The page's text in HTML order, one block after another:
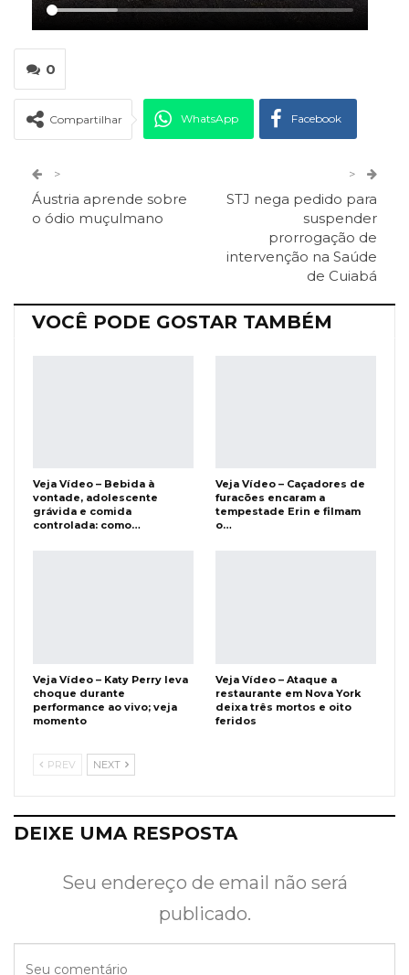
0
Compartilhar WhatsApp Facebook
ReddIt Telegram
Viber O email
>
Áustria aprende sobre
o ódio muçulmano
>
STJ nega pedido para
suspender
prorrogação de
intervenção na Saúde
de Cuiabá
VOCÊ PODE GOSTAR TAMBÉM
Veja Vídeo – Bebida à
vontade, adolescente
grávida e comida
controlada: como…
Veja Vídeo – Caçadores de
furacões encaram a
tempestade Erin e filmam
o…
Veja Vídeo – Katy Perry leva
choque durante
performance ao vivo; veja
momento
Veja Vídeo – Ataque a
restaurante em Nova York
deixa três mortos e oito
feridos
PREV NEXT
DEIXE UMA RESPOSTA
Seu endereço de email não será
publicado.